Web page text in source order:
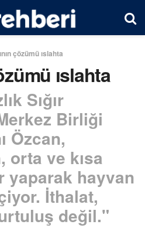
çözümü ıslahta
ıslahta
Sığır
Birliği
Özcan,
orta ve kısa
yaparak hayvan
İthalat,
değil."